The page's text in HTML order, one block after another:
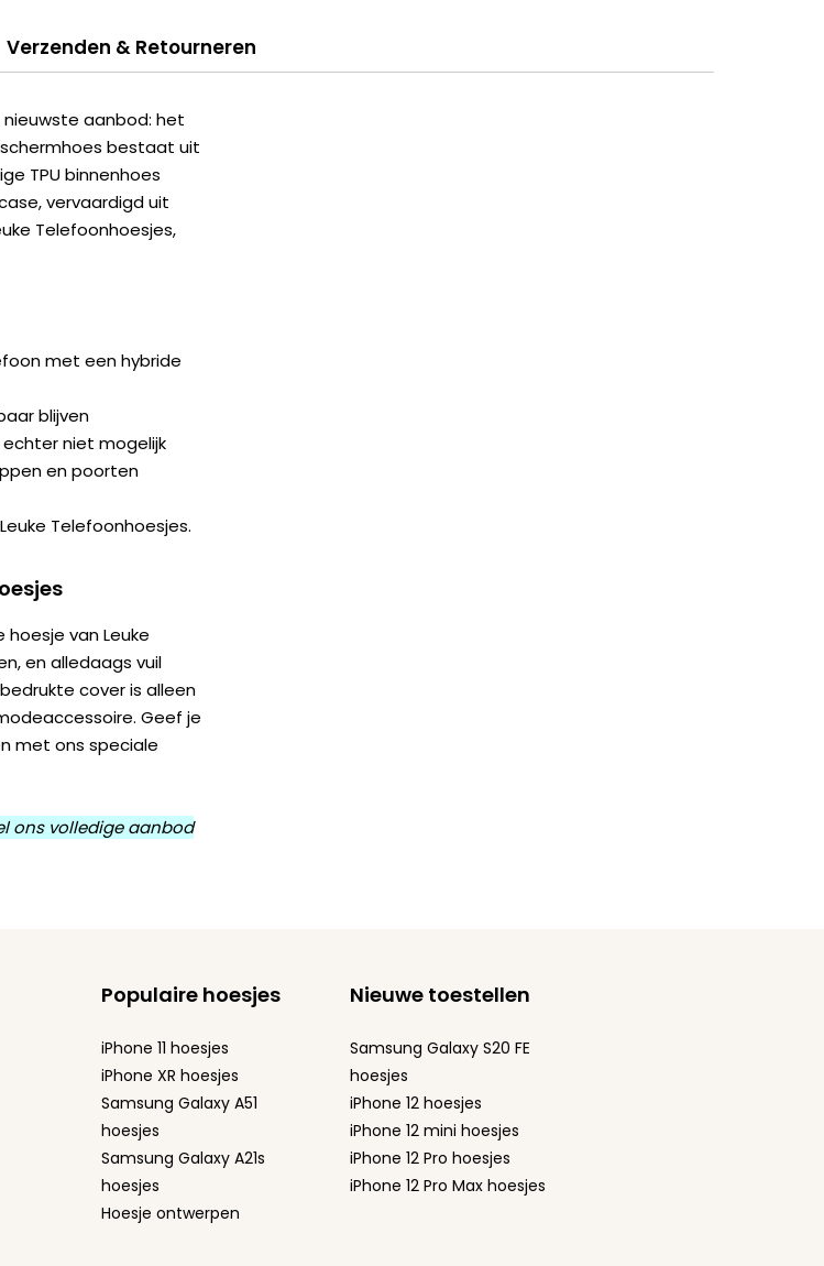
Verzenden & Retourneren
aanbod: het
bestaat uit
TPU binnenhoes
vervaardigd uit
Telefoonhoesjes,
met een hybride
blijven
niet mogelijk
en poorten
Telefoonhoesjes.
van Leuke
en alledaags vuil
cover is alleen
Geef je
met ons speciale
ons volledige aanbod
Populaire hoesjes
iPhone 11 hoesjes
iPhone XR hoesjes
Samsung Galaxy A51
hoesjes
Samsung Galaxy A21s
hoesjes
Hoesje ontwerpen
Nieuwe toestellen
Samsung Galaxy S20 FE
hoesjes
iPhone 12 hoesjes
iPhone 12 mini hoesjes
iPhone 12 Pro hoesjes
iPhone 12 Pro Max hoesjes